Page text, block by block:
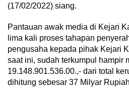
(17/02/2022) siang.
Pantauan awak media di Kejari
lima kali proses tahapan
pengusaha kepada pihak Kejari
saat ini, sudah terkumpul hampir
19.148.901.536.00.,- dari total
dihitung sebesar 37 Milyar